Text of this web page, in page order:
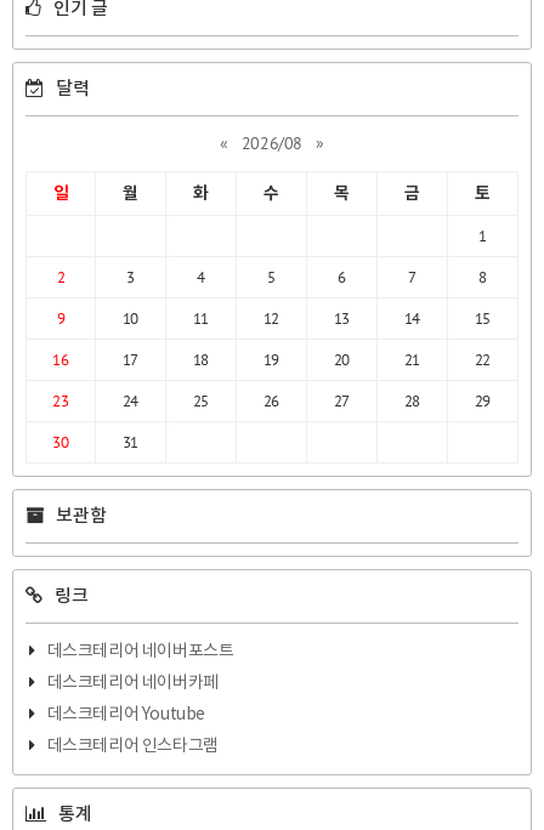
인기 글
달력
« 2026/08 »
일 월 화 수 목 금 토
1
2
3 4 5 6 7
8
9
10 11 12 13 14
15
16
17 18 19 20 21
22
23
24 25 26 27 28
29
30
31
보관함
링크
데스크테리어 네이버포스트
데스크테리어 네이버카페
데스크테리어 Youtube
데스크테리어 인스타그램
통계